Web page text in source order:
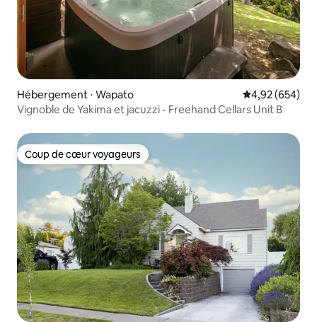
Hébergement ⋅ Wapato Évaluation
4,92 (654)
Vignoble de Yakima et jacuzzi - Freehand Cellars Unit B
Coup de cœur voyageurs
Coup de cœur voyageurs